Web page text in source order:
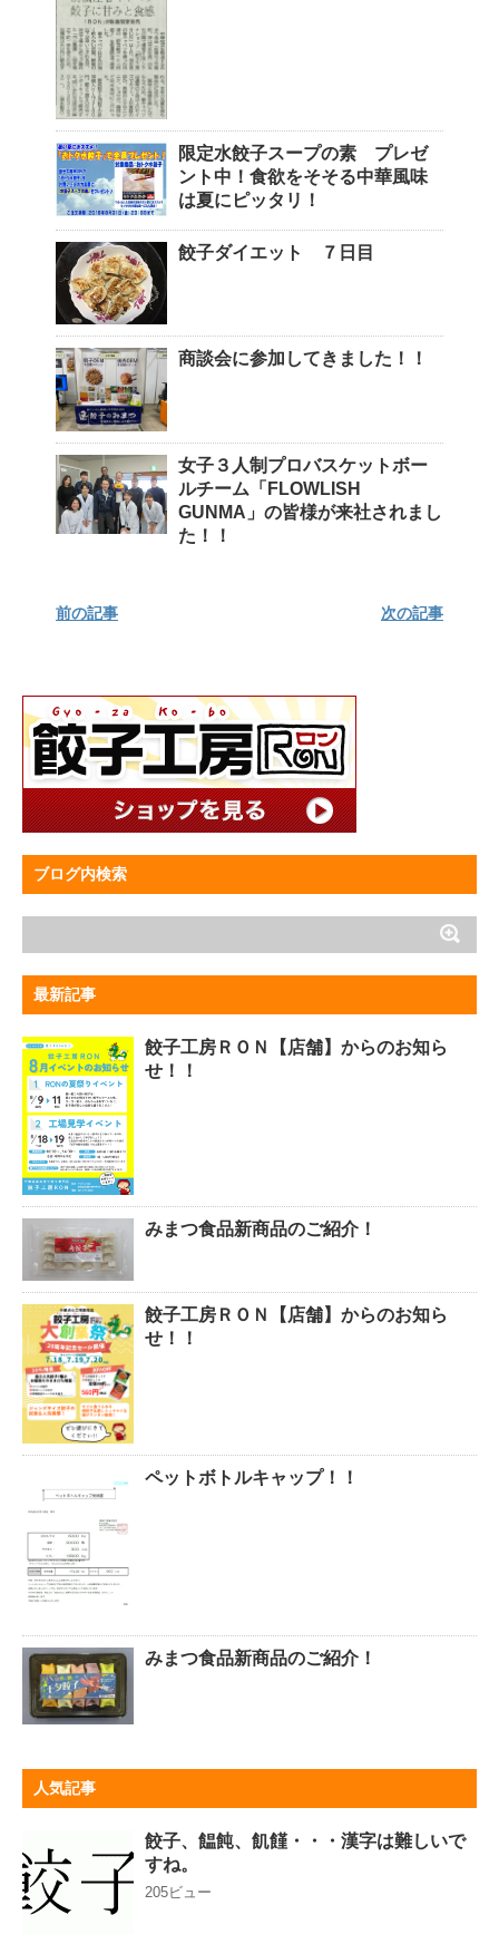
限定水餃子スープの素 プレゼ
ント中！食欲をそそる中華風味
は夏にピッタリ！
餃子ダイエット ７日目
商談会に参加してきました！！
女子３人制プロバスケットボー
ルチーム「FLOWLISH
GUNMA」の皆様が来社されまし
た！！
前の記事 次の記事
ブログ内検索
最新記事
餃子工房ＲＯＮ【店舗】からのお知ら
せ！！
みまつ食品新商品のご紹介！
餃子工房ＲＯＮ【店舗】からのお知ら
せ！！
ペットボトルキャップ！！
みまつ食品新商品のご紹介！
人気記事
餃子、饂飩、飢饉・・・漢字は難しいで
すね。
205ビュー